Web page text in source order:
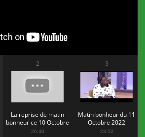
2
La reprise de matin
bonheur ce 10 Octobre
2022
26:40
3
Matin bonheur du 11
Octobre 2022
23:52